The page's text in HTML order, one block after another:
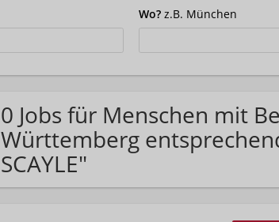
Wo? z.B. München
0 Jobs für Menschen mit
Württemberg
SCAYLE"